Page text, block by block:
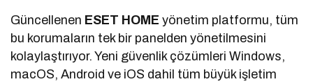
Güncellenen ESET HOME yönetim platformu, tüm
bu korumaların tek bir panelden yönetilmesini
kolaylaştırıyor. Yeni güvenlik çözümleri Windows,
macOS, Android ve iOS dahil tüm büyük işletim